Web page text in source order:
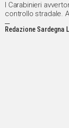
I Carabinieri
controllo stradale.
stata trasferita al
Redazione Sardegna